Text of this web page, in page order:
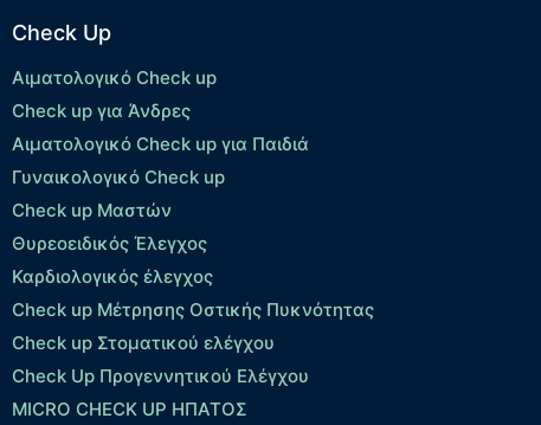
Check Up
Αιματολογικό Check up
Check up για Άνδρες
Αιματολογικό Check up για Παιδιά
Γυναικολογικό Check up
Check up Μαστών
Θυρεοειδικός Έλεγχος
Καρδιολογικός έλεγχος
Check up Mέτρησης Οστικής Πυκνότητας
Check up Στοματικού ελέγχου
Check Up Προγεννητικού Ελέγχου
MICRO CHECK UP HΠΑΤΟΣ